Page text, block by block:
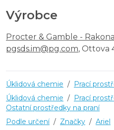
Výrobce
Procter & Gamble -
pgsds.im@pg.com, Ottova
Úklidová chemie / Prací
Úklidová chemie / Prací
Ostatní prostředky na praní
Podle určení / Značky / Ariel